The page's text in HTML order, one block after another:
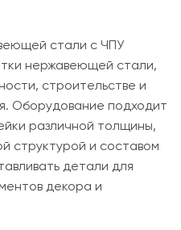
стали с ЧПУ
нержавеющей стали,
строительстве и
Оборудование подходит
различной толщины,
структурой и составом
детали для
декора и